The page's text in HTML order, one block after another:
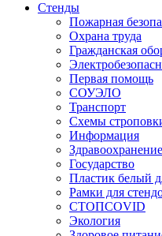
Стенды
Пожарная
Охрана труда
Гражданская
Первая помощь
СОУЭЛО
Транспорт
Схемы
Информация
Здравоохранение
Государство
Пластик белый
Рамки для
СТОПCOVID
Экология